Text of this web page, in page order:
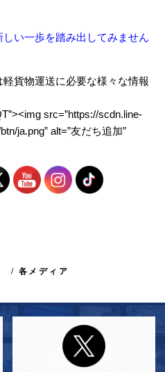
い一歩を踏み出してみません
貨物運送に必要な様々な情報
src=”https://scdn.line-
ja.png” alt=”友だち追加”
/ 各メディア